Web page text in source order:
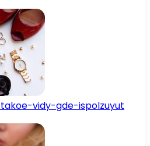
vidy-gde-ispolzuyut